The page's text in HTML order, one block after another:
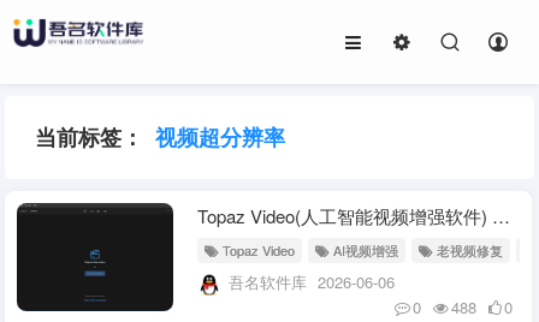
当前标签： 视频超分辨率
Topaz Video(人工智能视频增强软件) v1.6.1 直装破解版
Topaz Video AI视频增强 老视频修复
吾名软件库 2026-06-06
0
488 0